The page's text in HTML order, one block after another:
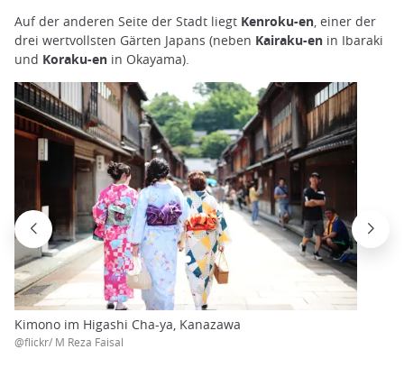
Auf der anderen Seite der Stadt liegt Kenroku-en, einer der
drei wertvollsten Gärten Japans (neben Kairaku-en in Ibaraki
und Koraku-en in Okayama).
Kimono im Higashi Cha-ya, Kanazawa
@flickr/ M Reza Faisal